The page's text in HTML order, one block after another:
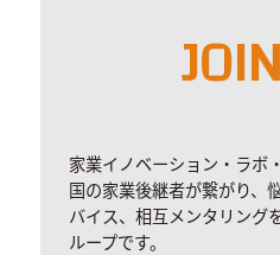
家業イノベーション・ラボ
国の家業後継者が繋がり、
バイス、相互メンタリング
ループです。